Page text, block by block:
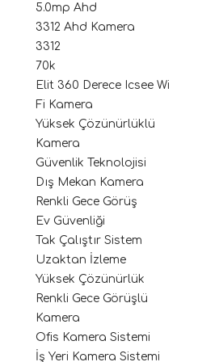
5.0mp Ahd
3312 Ahd Kamera
3312
70k
Elit 360 Derece Icsee Wi
Fi Kamera
Yüksek Çözünürlüklü
Kamera
Güvenlik Teknolojisi
Dış Mekan Kamera
Renkli Gece Görüş
Ev Güvenliği
Tak Çalıştır Sistem
Uzaktan İzleme
Yüksek Çözünürlük
Renkli Gece Görüşlü
Kamera
Ofis Kamera Sistemi
İş Yeri Kamera Sistemi